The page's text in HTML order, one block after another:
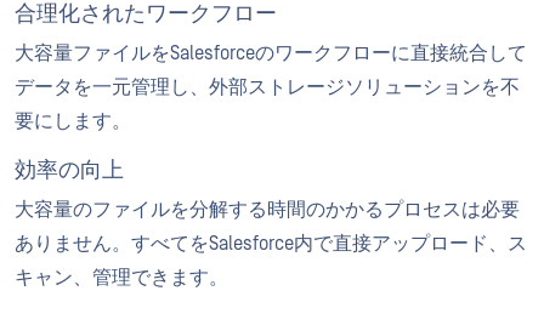
合理化されたワークフロー
大容量ファイルをSalesforceのワークフローに直接統合して
データを一元管理し、外部ストレージソリューションを不
要にします。
効率の向上
大容量のファイルを分解する時間のかかるプロセスは必要
ありません。すべてをSalesforce内で直接アップロード、ス
キャン、管理できます。